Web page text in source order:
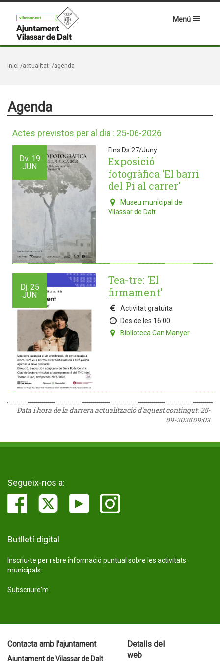
Menú
Inici /actualitat /agenda
Agenda
Actes previstos per al dia : 25-06-2026
Dv. 19
JUN
Fins Ds.27/Juny
Exposició
fotogràfica 'El barri
del Pi al carrer'
Museu municipal de
Vilassar de Dalt
Dj. 25
JUN
Tea-tre: 'El
firmament'
Activitat gratuïta
Des de les 16:00
Biblioteca Can Manyer
Data i hora de la darrera actualització d'aquest contingut:25-
09-2025 09:03
Segueix-nos a:
Butlletí digital
Inscriu-te per rebre informació puntual sobre les activitats
municipals.
Subscriure'm
Contacta amb l'ajuntament
Ajuntament de Vilassar de Dalt
Detalls del
web